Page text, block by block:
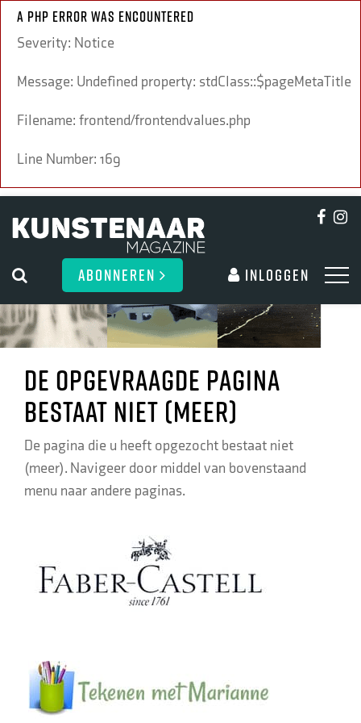
A PHP Error was encountered
Severity: Notice
Message: Undefined property: stdClass::$pageMetaTitle
Filename: frontend/frontendvalues.php
Line Number: 169
ABONNEREN Inloggen
De opgevraagde pagina
bestaat niet (meer)
De pagina die u heeft opgezocht bestaat niet
(meer). Navigeer door middel van bovenstaand
menu naar andere paginas.